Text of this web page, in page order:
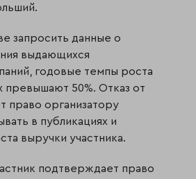
запросить данные о
выдающихся
годовые темпы роста
превышают 50%. Отказ от
право организатору
в публикациях и
выручки участника.
подтверждает право